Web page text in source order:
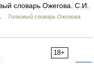
словарь Ожегова. С.И.
Толковый словарь Ожегова
18+